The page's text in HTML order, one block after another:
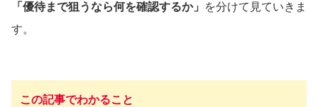
「優待まで狙うなら何を確認するか」
を分けて見ていきま
す。
この記事でわかること